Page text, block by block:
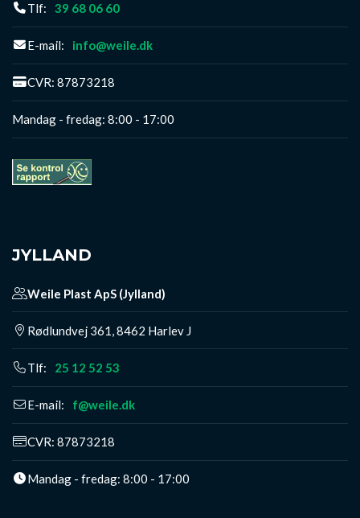
Tlf: 39 68 06 60
E-mail: info@weile.dk
CVR: 87873218
Mandag - fredag: 8:00 - 17:00
JYLLAND
Weile Plast ApS (Jylland)
​Rødlundvej 361, 8462 Harlev J
Tlf: 25 12 52 53
E-mail: f@weile.dk
CVR: 87873218
Mandag - fredag: 8:00 - 17:00